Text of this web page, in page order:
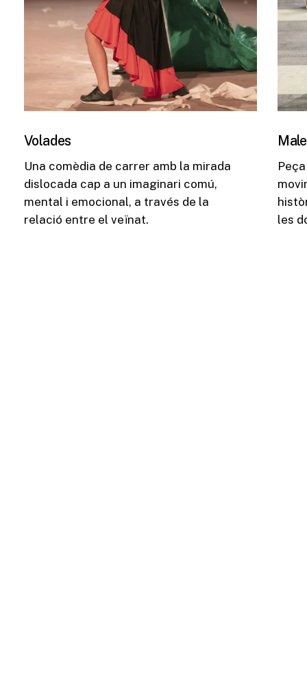
Volades
Una comèdia de carrer amb la mirada
dislocada cap a un imaginari comú,
mental i emocional, a través de la
relació entre el veïnat.
les